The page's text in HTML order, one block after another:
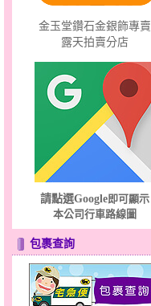
金玉堂鑽石金銀飾專賣
露天拍賣分店
請點選Google即可顯示
本公司行車路線圖
包裹查詢